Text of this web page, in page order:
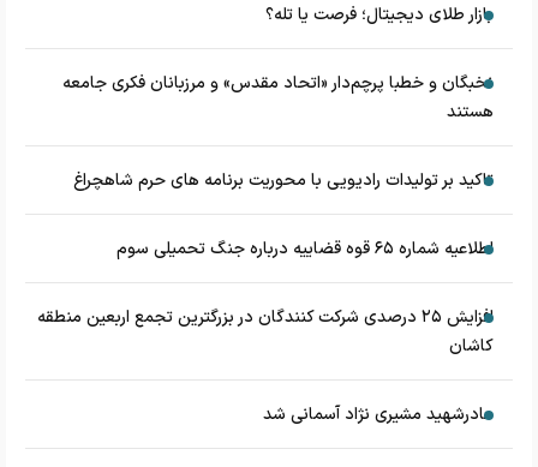
بازار طلای دیجیتال؛ فرصت یا تله؟
نخبگان و خطبا پرچم‌دار «اتحاد مقدس» و مرزبانان فکری جامعه
هستند
تاکید بر تولیدات رادیویی با محوریت برنامه های حرم شاهچراغ
اطلاعیه شماره ۶۵ قوه قضاییه درباره جنگ تحمیلی سوم
افزایش ۲۵ درصدی شرکت کنندگان در بزرگترین تجمع اربعین منطقه
کاشان
مادرشهید مشیری نژاد آسمانی شد